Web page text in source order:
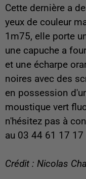
Cette dernière a
yeux de couleur
1m75, elle porte
une capuche a
et une écharpe
noires avec des
en possession
moustique vert
n'hésitez pas à
au 03 44 61 17 17
Crédit : Nicolas